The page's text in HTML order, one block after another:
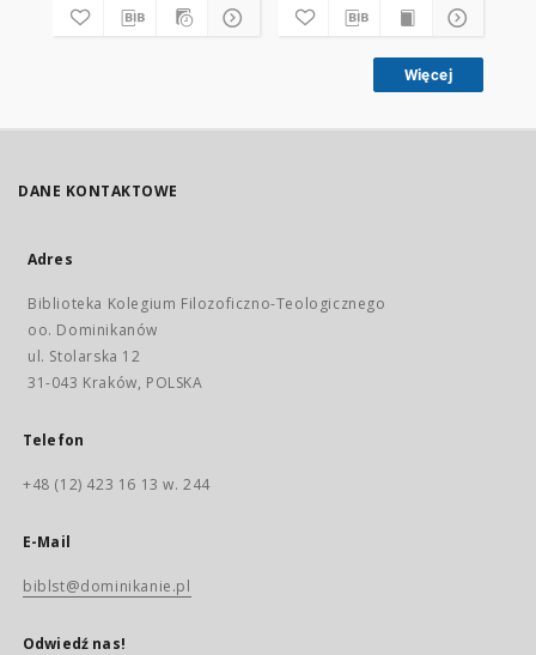
Więcej
DANE KONTAKTOWE
Adres
Biblioteka Kolegium Filozoficzno-Teologicznego
oo. Dominikanów
ul. Stolarska 12
31-043 Kraków, POLSKA
Telefon
+48 (12) 423 16 13 w. 244
E-Mail
biblst@dominikanie.pl
Odwiedź nas!